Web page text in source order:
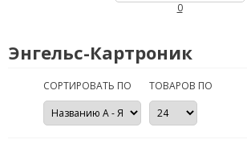
0
Энгельс-Картроник
СОРТИРОВАТЬ ПО ТОВАРОВ ПО